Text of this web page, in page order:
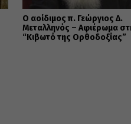
Ο αοίδιμος π. Γεώργιος Δ.
Μεταλληνός – Αφιέρωμα
“Κιβωτό της Ορθοδοξίας”